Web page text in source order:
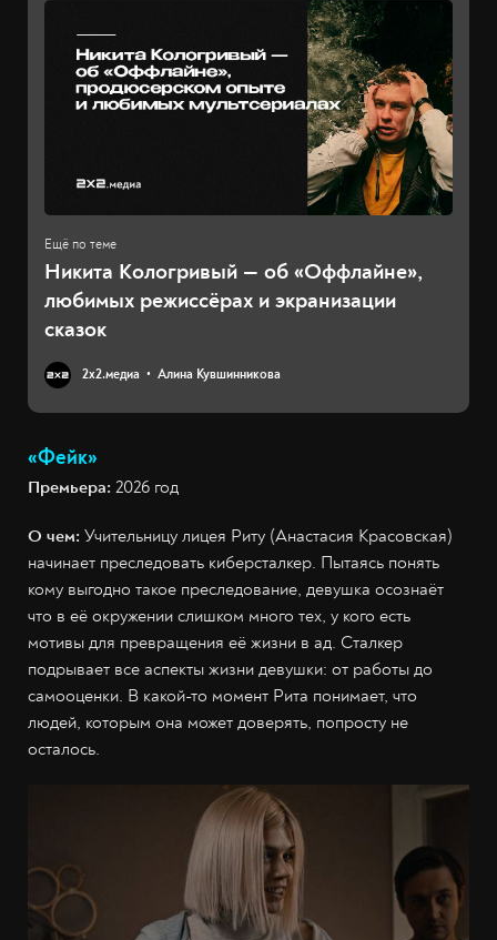
Никита Кологривый — об «Оффлайне»,
любимых режиссёрах и экранизации
сказок
2х2.медиа Алина Кувшинникова
«Фейк»
Премьера: 2026 год
О чем: Учительницу лицея Риту (Анастасия Красовская)
начинает преследовать киберсталкер. Пытаясь понять
кому выгодно такое преследование, девушка осознаёт
что в её окружении слишком много тех, у кого есть
мотивы для превращения её жизни в ад. Сталкер
подрывает все аспекты жизни девушки: от работы до
самооценки. В какой-то момент Рита понимает, что
людей, которым она может доверять, попросту не
осталось.